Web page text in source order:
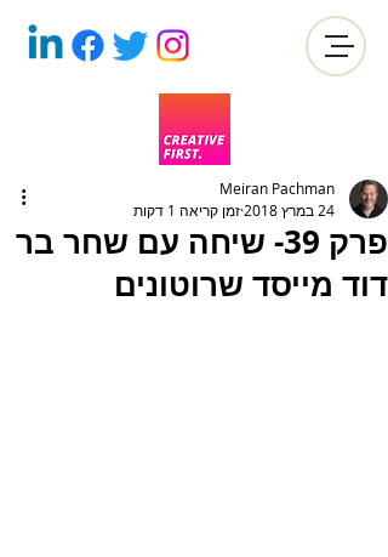
פרק 39- שיחה עם שחר בר
דוד מייסד שרוטונים
Meiran Pachman
24 במרץ 2018
זמן קריאה 1 דקות